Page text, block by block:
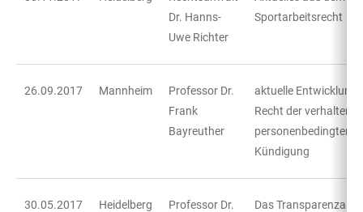
Dr. Hanns-
Uwe Richter
Sportarbeitsrecht
26.09.2017 Mannheim
Professor Dr.
Frank
Bayreuther
aktuelle
Recht der
personenbedingten
Kündigung
30.05.2017 Heidelberg
Professor Dr.
Das